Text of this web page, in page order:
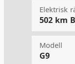
Elektrisk
502 km
Modell
G9